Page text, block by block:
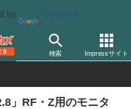
by Translate
検索 Impressサイト
ズ タムロン
」RF・Z用のモニタ